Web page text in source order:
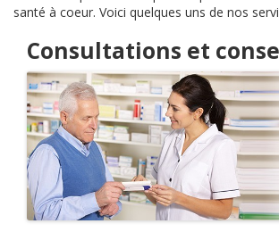
santé à coeur. Voici quelques uns de nos
Consultations et